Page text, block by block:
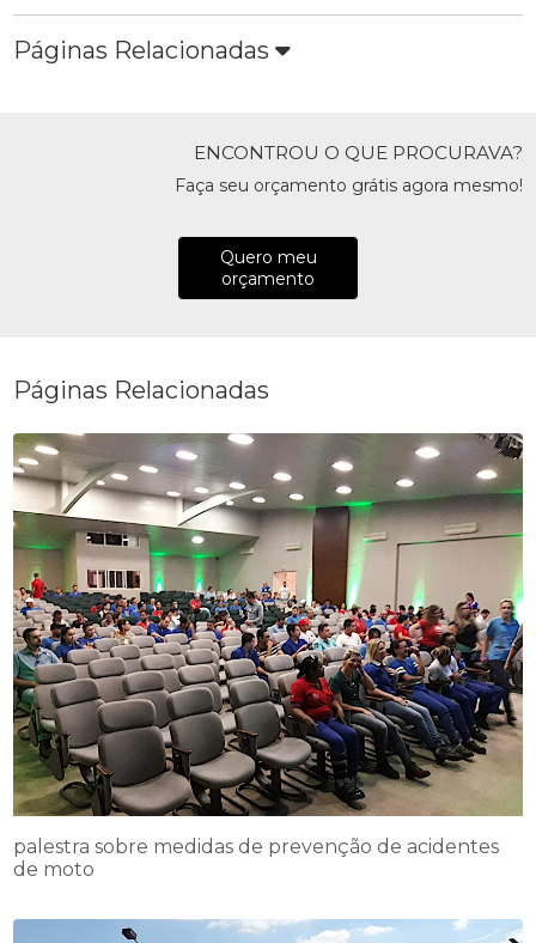
Páginas Relacionadas
ENCONTROU O QUE PROCURAVA?
Faça seu orçamento grátis agora mesmo!
Quero meu
orçamento
Páginas Relacionadas
palestra sobre medidas de prevenção de acidentes
de moto